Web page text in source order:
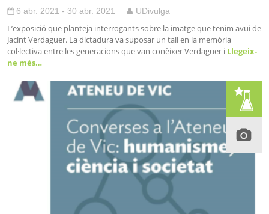
6 abr. 2021 - 30 abr. 2021 UDivulga
L’exposició que planteja interrogants sobre la imatge que tenim avui de
Jacint Verdaguer. La dictadura va suposar un tall en la memòria
col·lectiva entre les generacions que van conèixer Verdaguer i Llegeix-
ne més…